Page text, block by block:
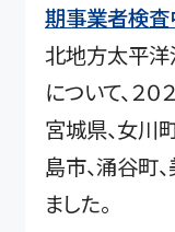
期事業者検査
北地方太平
について、２０
宮城県、女川
島市、涌谷町
ました。